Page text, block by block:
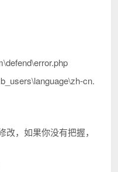
cn.
，如果你没有把握，